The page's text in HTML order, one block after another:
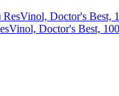
Doctor's Best,